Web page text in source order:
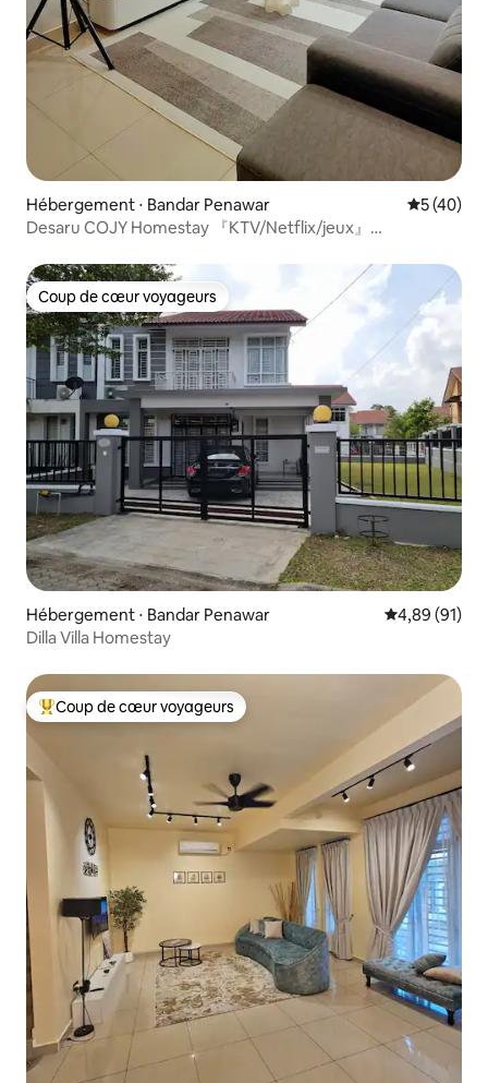
Hébergement ⋅ Bandar Penawar
5 (40)
Desaru COJY Homestay 『KTV/Netflix/jeux』
Coup de cœur voyageurs
Coup de cœur voyageurs
Hébergement ⋅ Bandar Penawar Évaluation
4,89 (91)
Dilla Villa Homestay
Coups de cœur voyageurs les plus appréciés
Coup de cœur voyageurs